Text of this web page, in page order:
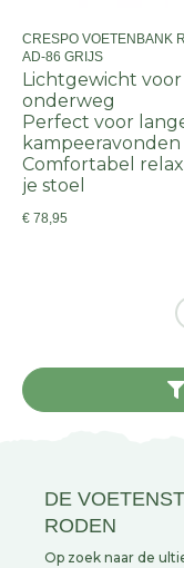
CRESPO VOETENBANK
AD-86 GRIJS
Lichtgewicht voor
onderweg
Perfect voor
kampeeravonden
Comfortabel
je stoel
€ 78,95
DE
RODEN
Op zoek naar de